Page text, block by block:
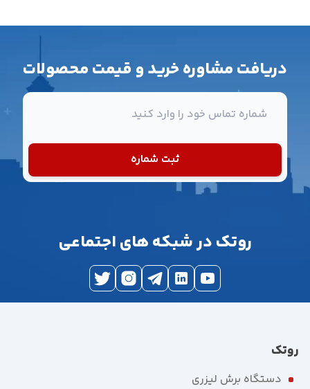
دریافت مشاوره خرید و قیمت محصولات
شماره تماس
ثبت شماره
روتک در شبکه های اجتماعی
روتک
دستگاه برش لیزری